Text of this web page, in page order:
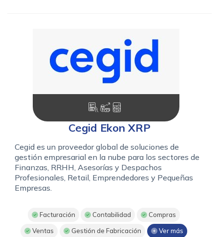
Cegid Ekon XRP
Cegid es un proveedor global de soluciones de
gestión empresarial en la nube para los sectores de
Finanzas, RRHH, Asesorías y Despachos
Profesionales, Retail, Emprendedores y Pequeñas
Empresas.
Facturación Contabilidad Compras
Ventas Gestión de Fabricación Ver más